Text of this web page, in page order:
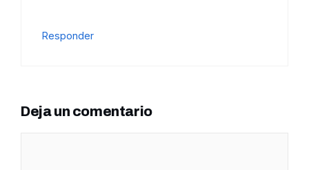
Responder
Deja un comentario